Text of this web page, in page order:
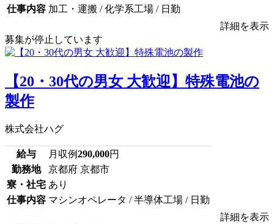
仕事内容 加工・運搬 / 化学系工場 / 日勤
詳細を表示
募集が停止しています
【20・30代の男女 大歓迎】特殊電池の
製作
株式会社ハグ
給与 月収例290,000円
勤務地
京都府 京都市
寮・社宅 あり
仕事内容 マシンオペレータ / 半導体工場 / 日勤
詳細を表示